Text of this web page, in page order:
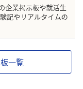
企業掲示板や就活生
記やリアルタイムの
一覧